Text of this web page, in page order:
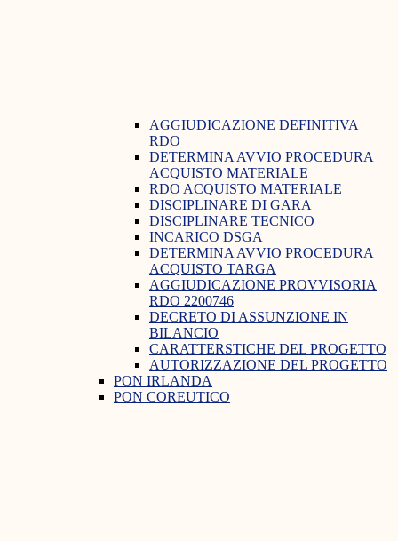
AGGIUDICAZIONE DEFINITIVA
RDO
DETERMINA AVVIO PROCEDURA
ACQUISTO MATERIALE
RDO ACQUISTO MATERIALE
DISCIPLINARE DI GARA
DISCIPLINARE TECNICO
INCARICO DSGA
DETERMINA AVVIO PROCEDURA
ACQUISTO TARGA
AGGIUDICAZIONE PROVVISORIA
RDO 2200746
DECRETO DI ASSUNZIONE IN
BILANCIO
CARATTERSTICHE DEL PROGETTO
AUTORIZZAZIONE DEL PROGETTO
PON IRLANDA
PON COREUTICO